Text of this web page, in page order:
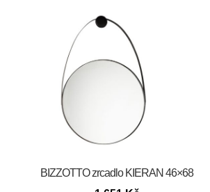
BIZZOTTO zrcadlo KIERAN 46×68